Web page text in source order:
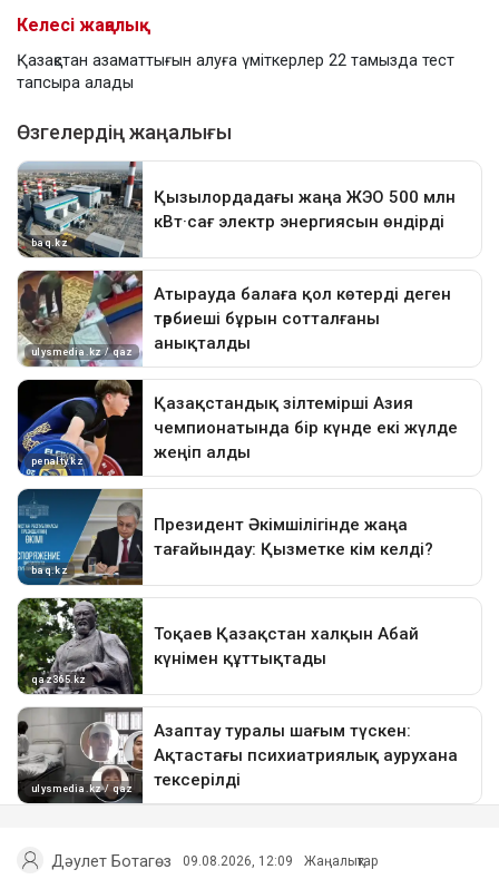
Келесі жаңалық
Қазақстан азаматтығын алуға үміткерлер 22 тамызда тест
тапсыра алады
Дәулет Ботагөз 09.08.2026, 12:09 Жаңалықтар